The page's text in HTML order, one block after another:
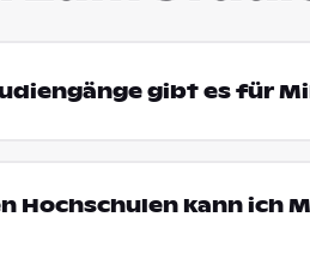
gibt es für
Hochschulen kann ich